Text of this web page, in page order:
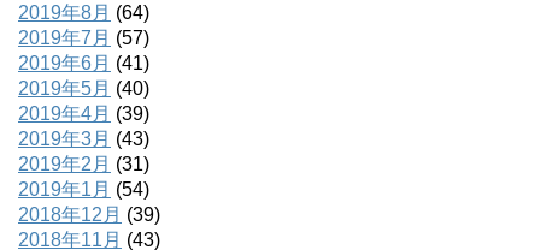
2019年8月 (64)
2019年7月 (57)
2019年6月 (41)
2019年5月 (40)
2019年4月 (39)
2019年3月 (43)
2019年2月 (31)
2019年1月 (54)
2018年12月 (39)
2018年11月 (43)